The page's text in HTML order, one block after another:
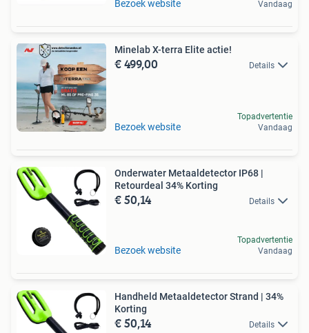
Bezoek website
Vandaag
Minelab X-terra Elite actie!
€ 499,00 Details
Bezoek website
Topadvertentie
Vandaag
Onderwater Metaaldetector IP68 |
Retourdeal 34% Korting
€ 50,14 Details
Bezoek website
Topadvertentie
Vandaag
Handheld Metaaldetector Strand | 34%
Korting
€ 50,14 Details